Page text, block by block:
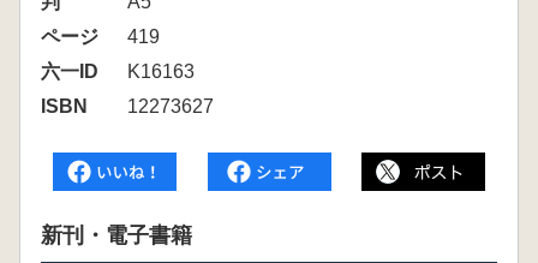
ページ
419
六一ID
K16163
ISBN
12273627
新刊・電子書籍